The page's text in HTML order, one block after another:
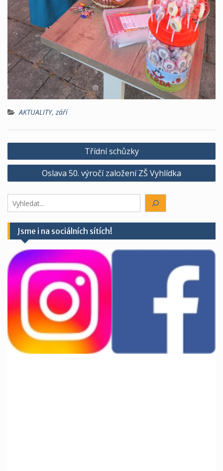
AKTUALITY,září
Navigace
pro
příspěvek
Třídní schůzky
Oslava 50. výročí založení ZŠ Vyhlídka
Hledáte
něco?
Jsme i na sociálních sítích!